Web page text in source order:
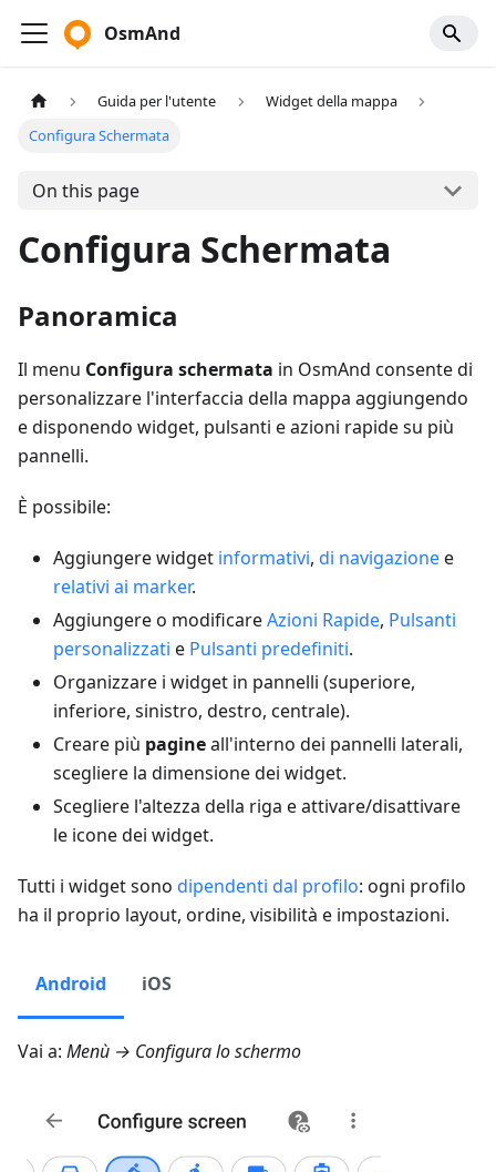
OsmAnd
Guida per l'utente
Widget della mappa
Configura Schermata
On this page
Configura Schermata
Panoramica
Il menu Configura schermata in OsmAnd consente di
personalizzare l'interfaccia della mappa aggiungendo
e disponendo widget, pulsanti e azioni rapide su più
pannelli.
È possibile:
Aggiungere widget informativi, di navigazionee
relativi ai marker.
Aggiungere o modificareAzioni Rapide, Pulsanti
personalizzati e Pulsanti predefiniti.
Organizzare i widget in pannelli (superiore,
inferiore, sinistro, destro, centrale).
Creare più pagineall'interno dei pannelli laterali,
scegliere la dimensione dei widget.
Scegliere l'altezza della riga e attivare/disattivare
le icone dei widget.
Tutti i widget sono dipendenti dal profilo: ogni profilo
ha il proprio layout, ordine, visibilità e impostazioni.
Android iOS
Vai a: Menù → Configura lo schermo